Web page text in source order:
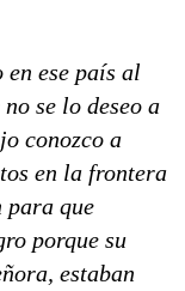
ese país al
se lo deseo a
conozco a
en la frontera
para que
porque su
estaban